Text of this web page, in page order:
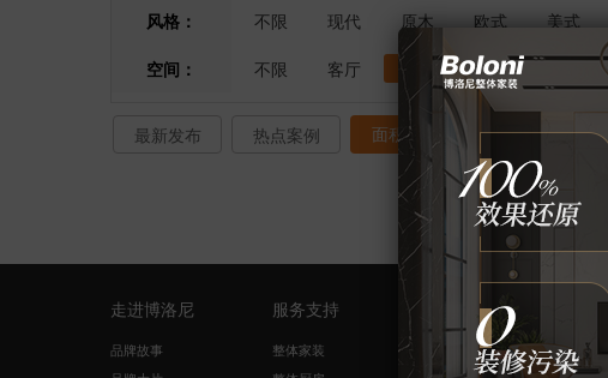
风格：
不限 现代 原木 欧式 美式
空间：
不限 客厅 卧室
最新发布 热点案例 面积排序
走进博洛尼
品牌故事
服务支持
整体家装
量房设计